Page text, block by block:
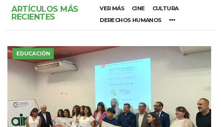
ARTÍCULOS MÁS
RECIENTES
VER MÁS CINE
CULTURA
DERECHOS HUMANOS
EDUCACIÓN